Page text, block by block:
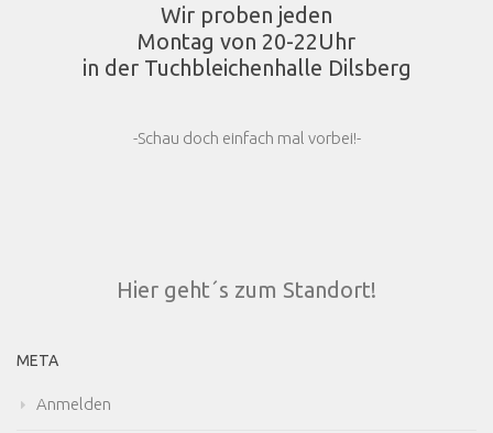
Wir proben jeden
Montag von 20-22Uhr
in der Tuchbleichenhalle Dilsberg
-Schau doch einfach mal vorbei!-
Hier geht´s zum Standort!
META
Anmelden